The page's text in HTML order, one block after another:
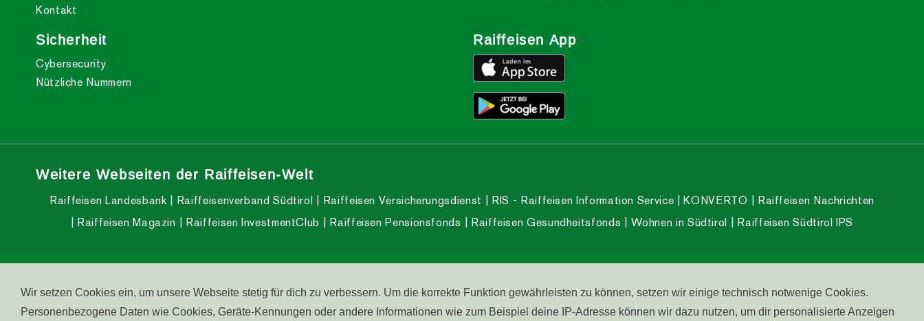
Kontakt
Sicherheit
Cybersecurity
Nützliche Nummern
Raiffeisen App
Weitere Webseiten der Raiffeisen-Welt
Raiffeisen Landesbank Raiffeisenverband Südtirol Raiffeisen Versicherungsdienst RIS - Raiffeisen Information Service KONVERTO
Raiffeisen Nachrichten
Raiffeisen Magazin
Raiffeisen InvestmentClub Raiffeisen Pensionsfonds Raiffeisen Gesundheitsfonds Wohnen in Südtirol Raiffeisen Südtirol IPS
Barrierefreiheit Impressum Cookies Datenschutz
Wir setzen Cookies ein, um unsere Webseite stetig für dich zu verbessern. Um die korrekte Funktion gewährleisten zu können, setzen wir einige technisch notwenige Cookies.
Personenbezogene Daten wie Cookies, Geräte-Kennungen oder andere Informationen wie zum Beispiel deine IP-Adresse können wir dazu nutzen, um dir personalisierte Anzeigen